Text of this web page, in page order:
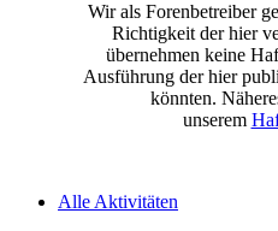
Wir als Forenbetreiber
Richtigkeit der hier
übernehmen keine
Ausführung der hier
könnten.
unserem
Alle Aktivitäten